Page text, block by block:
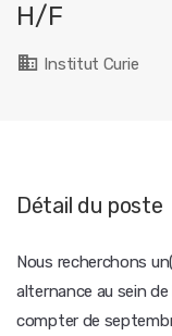
H/F
Institut Curie
Détail du poste
Nous recherchons
alternance au sein
compter de